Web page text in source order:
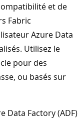
et de
Fabric
Azure Data
Utilisez le
pour des
ou basés sur
Data Factory (ADF)